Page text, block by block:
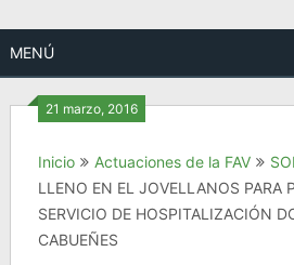
MENÚ
21 marzo, 2016
Inicio Actuaciones de la FAV
LLENO EN EL JOVELLANOS PARA
SERVICIO DE HOSPITALIZACIÓN
CABUEÑES